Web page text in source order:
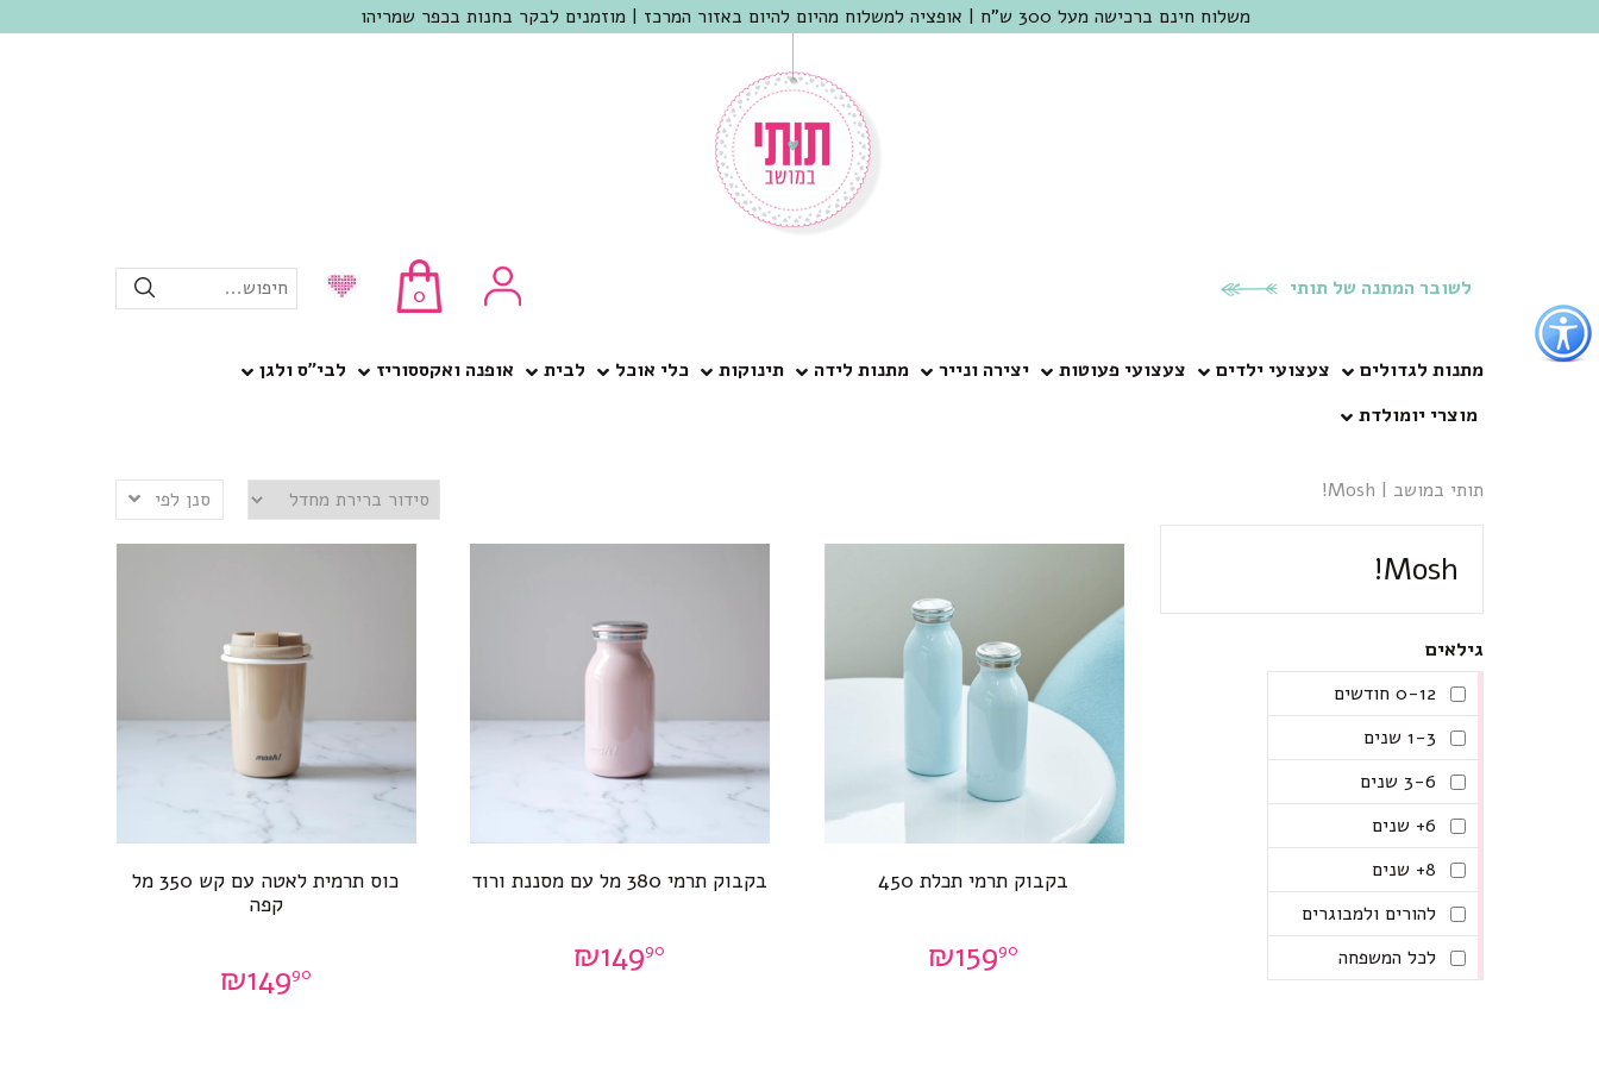
כפתור
לפתיחת
תפריט
נגישות
משלוח חינם ברכישה מעל 300 ש"ח | אופציה למשלוח מהיום להיום באזור המרכז | מוזמנים לבקר בחנות בכפר שמריהו
לשובר המתנה של תותי 0 חיפוש...
מתנות לגדולים צעצועי ילדים צעצועי פעוטות יצירה ונייר מתנות לידה תינוקות כלי אוכל לבית אופנה ואקססוריז
לבי”ס ולגן
מוצרי יומולדת
תותי במושב |
Mosh!
Mosh!
גילאים
0-12 חודשים
1-3 שנים
3-6 שנים
6+ שנים
8+ שנים
להורים ולמבוגרים
לכל המשפחה
סנן לפי
בקבוק תרמי תכלת 450
₪15990
בקבוק תרמי 380 מל עם מסננת ורוד
₪14990
כוס תרמית לאטה עם קש 350 מל
קפה
₪14990